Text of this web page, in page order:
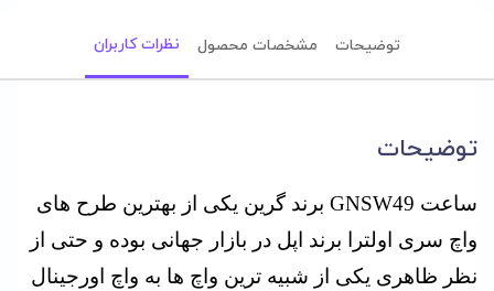
توضیحات مشخصات محصول نظرات کاربران
توضیحات
ساعت GNSW49 برند گرین یکی از بهترین طرح های
واچ سری اولترا برند اپل در بازار جهانی بوده و حتی از
نظر ظاهری یکی از شبیه ترین واچ ها به واچ اورجینال